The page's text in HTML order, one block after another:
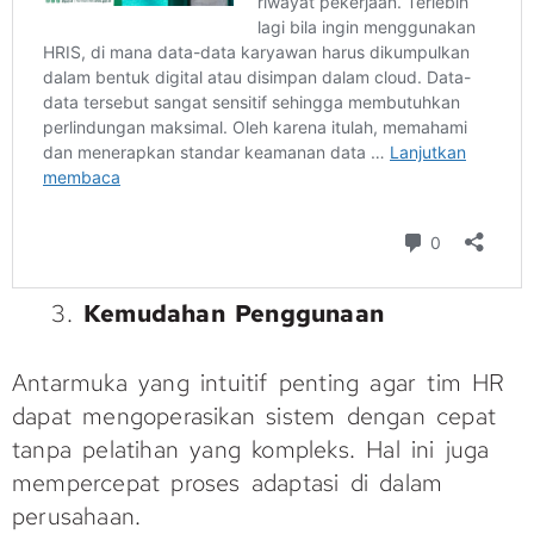
Kemudahan Penggunaan
Antarmuka yang intuitif penting agar tim HR
dapat mengoperasikan sistem dengan cepat
tanpa pelatihan yang kompleks. Hal ini juga
mempercepat proses adaptasi di dalam
perusahaan.